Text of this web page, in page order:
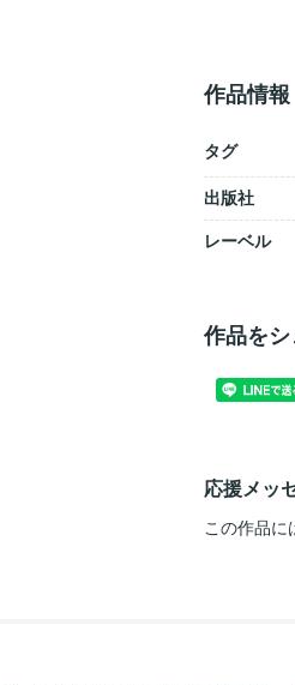
作品情報
タグ
出版社
レーベル
作品をシ
応援メッ
この作品に